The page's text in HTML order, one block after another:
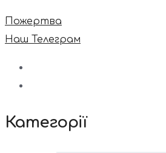
Пожертва
Наш Телеграм
Категорії